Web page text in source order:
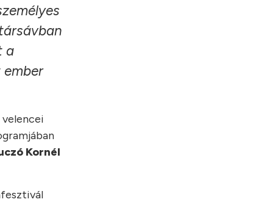
a
ember
Kornél